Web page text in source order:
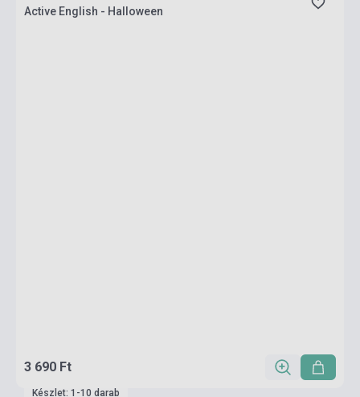
Active English - Halloween
3 690 Ft
Készlet: 1-10 darab